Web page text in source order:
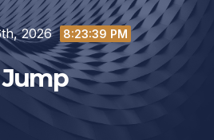
2026 8:23:40 PM
Jump